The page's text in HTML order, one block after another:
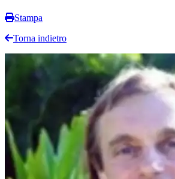
Stampa
Torna indietro